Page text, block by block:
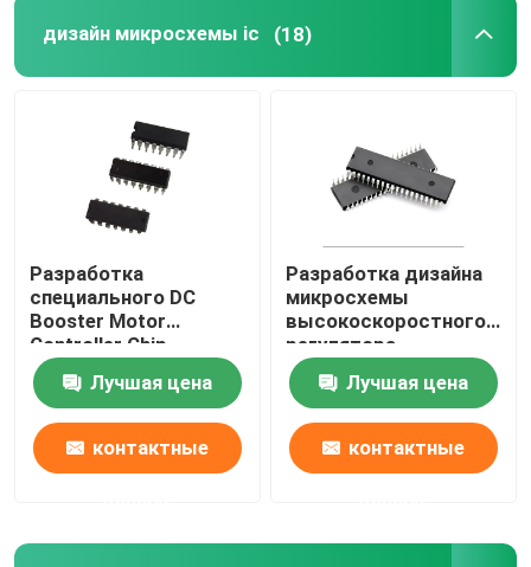
Обломоки управления силы
Игрушка ИС
дизайн микросхемы ic (18)
Разработка
специального DC
Booster Motor
Controller Chip
Brushless Motor IC
Лучшая цена
контактные
Разработка дизайна
микросхемы
высокоскоростного
регулятора
мощности
Лучшая цена
контактные